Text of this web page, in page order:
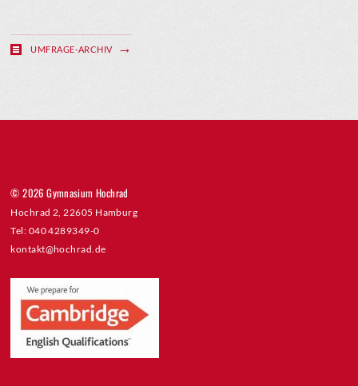
UMFRAGE-ARCHIV
© 2026 Gymnasium Hochrad
Hochrad 2, 22605 Hamburg
Tel: 040 4289349-0
kontakt@hochrad.de